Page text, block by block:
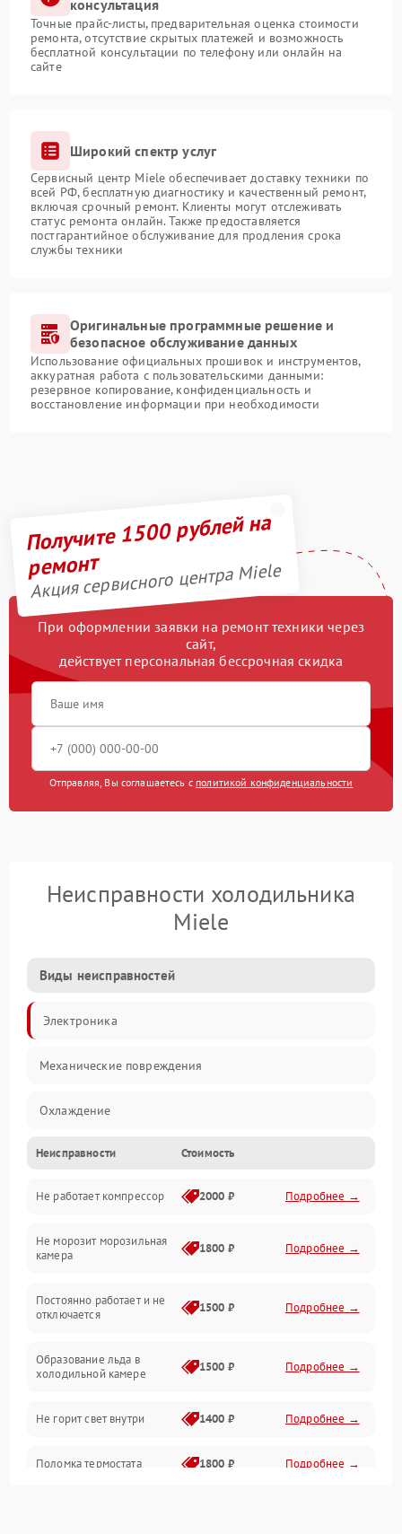
консультация
Точные прайс-листы, предварительная оценка стоимости
ремонта, отсутствие скрытых платежей и возможность
бесплатной консультации по телефону или онлайн на
сайте
Широкий спектр услуг
Сервисный центр Miele обеспечивает доставку техники по
всей РФ, бесплатную диагностику и качественный ремонт,
включая срочный ремонт. Клиенты могут отслеживать
статус ремонта онлайн. Также предоставляется
постгарантийное обслуживание для продления срока
службы техники
Оригинальные программные решение и
безопасное обслуживание данных
Использование официальных прошивок и инструментов,
аккуратная работа с пользовательскими данными:
резервное копирование, конфиденциальность и
восстановление информации при необходимости
Получите 1500 рублей на
ремонт
Акция сервисного центра Miele
При оформлении заявки на ремонт техники через
сайт,
действует персональная бессрочная скидка
Отправляя, Вы соглашаетесь с политикой конфиденциальности
Неисправности холодильника
Miele
Виды неисправностей
Электроника
Механические повреждения
Охлаждение
Механика
Электропитание
Дренаж
Неисправности Стоимость
Не работает компрессор 2000 ₽ Подробнее →
Не морозит морозильная
камера
1800 ₽ Подробнее →
Постоянно работает и не
отключается
1500 ₽ Подробнее →
Образование льда в
холодильной камере
1500 ₽ Подробнее →
Не горит свет внутри 1400 ₽ Подробнее →
Поломка термостата 1800 ₽ Подробнее →